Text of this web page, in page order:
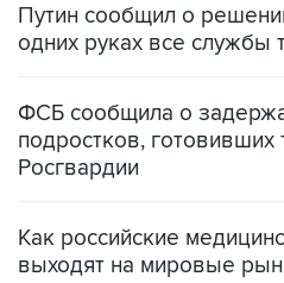
Путин сообщил о
одних руках все
ФСБ сообщила о
подростков, готовивших
Росгвардии
Как российские
выходят на мировые